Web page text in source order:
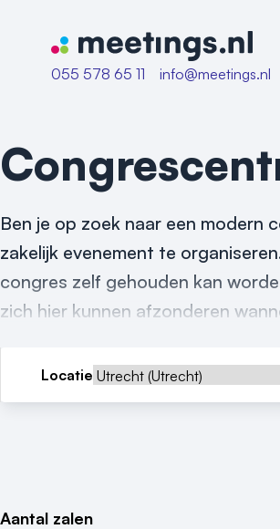
Naar home van Meetings
055 578 65 11
info@meetings.nl
Ben je op zoek naar een
zakelijk evenement te
congres zelf gehouden kan
zich hier kunnen afzonderen
Locatie
Aantal zalen